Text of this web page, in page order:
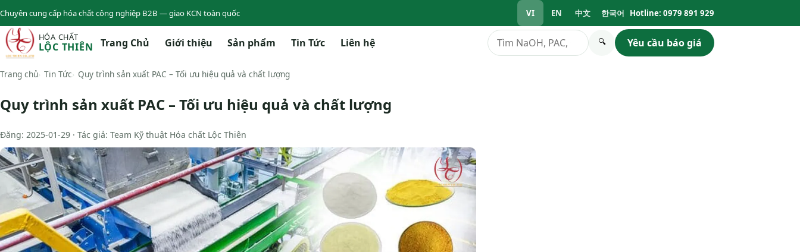
Chuyên cung cấp hóa chất công nghiệp B2B — giao KCN toàn quốc VI EN 中文 한국어 Hotline: 0979 891 929
HÓA CHẤT
LỘC THIÊN Trang Chủ Giới thiệu Sản phẩm Tin Tức Liên hệ Tìm kiếm 🔍 Yêu cầu báo giá
Trang chủ Tin Tức Quy trình sản xuất PAC – Tối ưu hiệu quả và chất lượng
Quy trình sản xuất PAC – Tối ưu hiệu quả và chất lượng
Đăng: 2025-01-29 · Tác giả: Team Kỹ thuật Hóa chất Lộc Thiên